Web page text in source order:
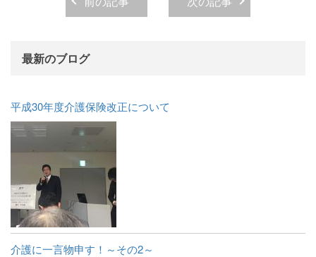
最新のブログ
平成30年度介護保険改正について
介護に一言物申す！～その2～